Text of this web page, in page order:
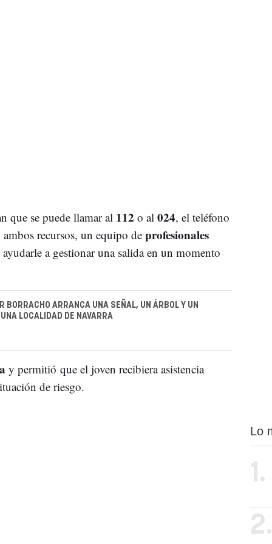
que se puede llamar al 112 o al 024, el teléfono
recursos, un equipo de profesionales
a gestionar una salida en un momento
BORRACHO ARRANCA UNA SEÑAL, UN ÁRBOL Y UN
LOCALIDAD DE NAVARRA
y permitió que el joven recibiera asistencia
de riesgo.
Lo
1.
2.